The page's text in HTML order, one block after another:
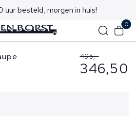
winkels in Noordwijk aan Zee
0
495,-
346,50